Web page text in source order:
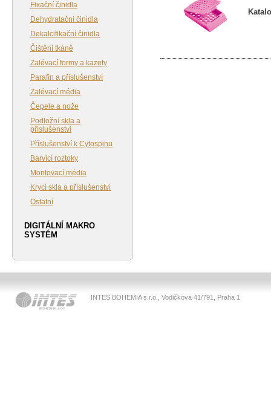
Fixační činidla
Dehydratační činidla
Dekalcifikační činidla
Čištění tkáně
Zalévací formy a kazety
Parafín a příslušenství
Zalévací média
Čepele a nože
Podložní skla a
příslušenství
Příslušenství k Cytospinu
Barvící roztoky
Montovací média
Krycí skla a příslušenství
Ostatní
DIGITÁLNÍ MAKRO
SYSTÉM
INTES BOHEMIA s.r.o., Vodičkova 41/791, Praha 1